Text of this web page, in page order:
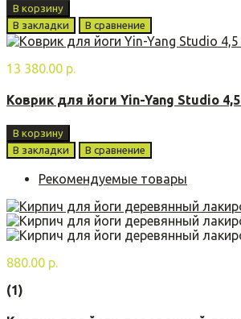
В корзину
В закладки
В сравнение
13 380.00 р.
Коврик для йоги Yin-Yang Studio
В корзину
В закладки
В сравнение
Рекомендуемые товары
880.00 р.
(1)